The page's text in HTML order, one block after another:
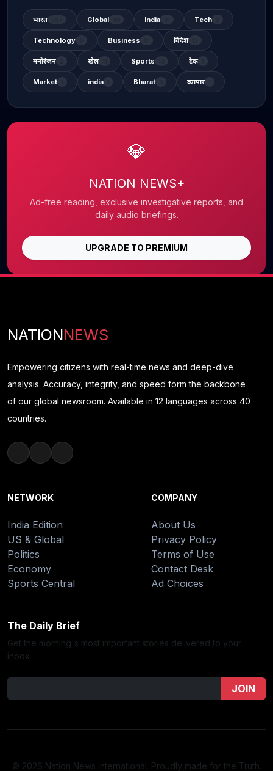
भारत Global India Tech
Technology Business विदेश
मनोरंजन खेल Sports टेक
Market india Bharat व्यापार
💎
NATION NEWS+
Ad-free reading, exclusive investigative reports, and
daily audio briefings.
UPGRADE TO PREMIUM
NATIONNEWS
Empowering citizens with real-time news and deep-dive
analysis. Accuracy, integrity, and speed form the backbone
of our global newsroom. Available in 12 languages across 40
countries.
NETWORK
India Edition
US & Global
Politics
Economy
Sports Central
COMPANY
About Us
Privacy Policy
Terms of Use
Contact Desk
Ad Choices
The Daily Brief
Get the morning's most important stories delivered to your
inbox.
JOIN
© 2026 Nation News International. Proudly made for the Truth.